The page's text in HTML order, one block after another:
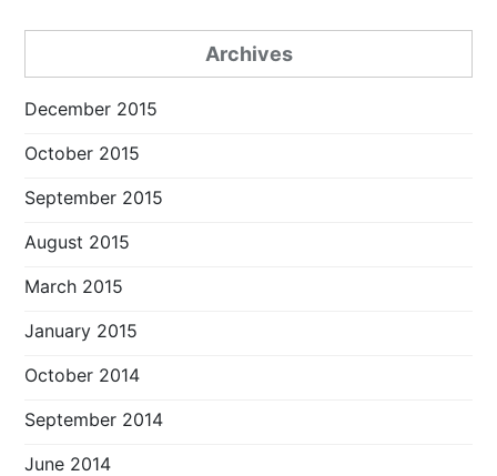
Archives
December 2015
October 2015
September 2015
August 2015
March 2015
January 2015
October 2014
September 2014
June 2014